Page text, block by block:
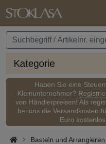
Kategorie
Haben Sie eine
Kleinunternehmer?
von Händlerpreisen! Als
bei uns die Versandkosten
Euro
Basteln und Arrangieren